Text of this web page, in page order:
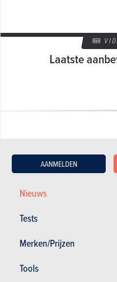
Nieuws
Tests
Merken/Prijzen
Tools
AANMELDEN
Laatste
GESCHREVEN DOOR OLIVIER
Web Editor - Specialist